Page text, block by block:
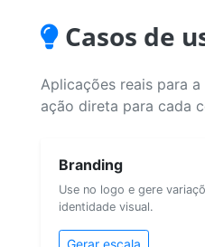
Casos de
Aplicações reais para
ação direta para cada
Branding
Use no logo e gere
identidade visual.
Gerar escala